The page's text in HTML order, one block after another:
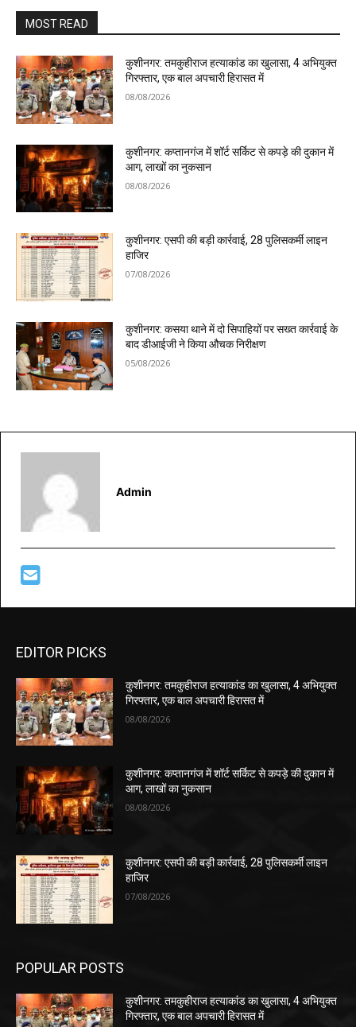
MOST READ
कुशीनगर: तमकुहीराज हत्याकांड का खुलासा, 4 अभियुक्त
गिरफ्तार, एक बाल अपचारी हिरासत में
08/08/2026
कुशीनगर: कप्तानगंज में शॉर्ट सर्किट से कपड़े की दुकान में
आग, लाखों का नुकसान
08/08/2026
कुशीनगर: एसपी की बड़ी कार्रवाई, 28 पुलिसकर्मी लाइन
हाजिर
07/08/2026
कुशीनगर: कसया थाने में दो सिपाहियों पर सख्त कार्रवाई के
बाद डीआईजी ने किया औचक निरीक्षण
05/08/2026
Admin
EDITOR PICKS
कुशीनगर: तमकुहीराज हत्याकांड का खुलासा, 4 अभियुक्त
गिरफ्तार, एक बाल अपचारी हिरासत में
08/08/2026
कुशीनगर: कप्तानगंज में शॉर्ट सर्किट से कपड़े की दुकान में
आग, लाखों का नुकसान
08/08/2026
कुशीनगर: एसपी की बड़ी कार्रवाई, 28 पुलिसकर्मी लाइन
हाजिर
07/08/2026
POPULAR POSTS
कुशीनगर: तमकुहीराज हत्याकांड का खुलासा, 4 अभियुक्त
गिरफ्तार, एक बाल अपचारी हिरासत में